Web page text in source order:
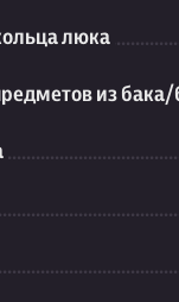
люка
из